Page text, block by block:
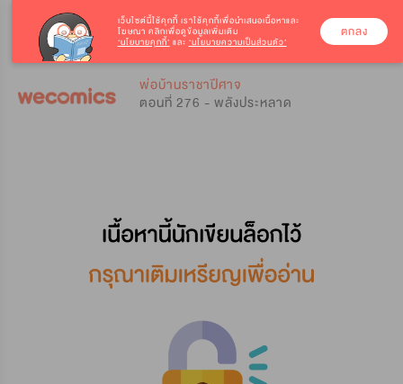
พ่อบ้านราชาปีศาจ
ตอนที่ 276 - พลังประหลาด
เว็บไซต์นี้ใช้คุกกี้ เราใช้คุกกี้เพื่อนำเสนอเนื้อหาและ
โฆษณา คลิกเพื่อดูข้อมูลเพิ่มเติม
‘นโยบายคุกกี้’ และ ‘นโยบายความเป็นส่วนตัว’
ตกลง